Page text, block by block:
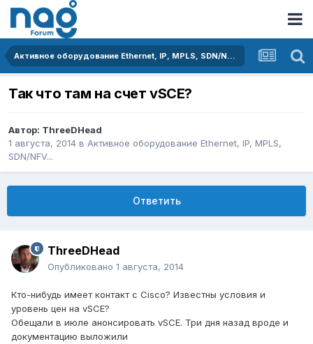
Активное оборудование Ethernet, IP, MPLS, SDN/NFV...
Так что там на счет vSCE?
Автор: ThreeDHead
1 августа, 2014 в Активное оборудование Ethernet, IP, MPLS,
SDN/NFV...
Ответить
ThreeDHead
Опубликовано 1 августа, 2014
Кто-нибудь имеет контакт с Cisco? Известны условия и
уровень цен на vSCE?
Обещали в июле анонсировать vSCE. Три дня назад вроде и
документацию выложили